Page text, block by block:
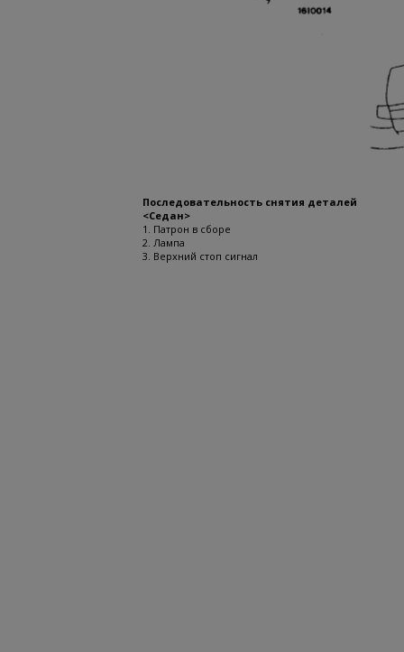
Последовательность снятия деталей
<Седан>
1. Патрон в сборе
2. Лампа
3. Верхний стоп сигнал